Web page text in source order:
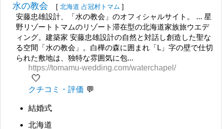
水の教会 [ 北海道 占冠村トマム ]
安藤忠雄設計、「水の教会」のオフィシャルサイト。 ... 星
野リゾートトマムのリゾート滞在型の北海道家族旅ウエデ
ィング。建築家 安藤忠雄設計の自然と対話し創造した聖な
る空間「水の教会」。白樺の森に囲まれ「L」字の壁で仕切
られた敷地は、独特な雰囲気に包...
https://tomamu-wedding.com/waterchapel/
🤍
クチコミ・評価
結婚式
北海道